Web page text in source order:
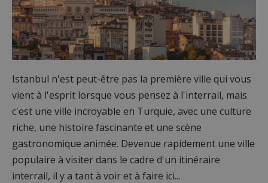
Istanbul n'est peut-être pas la première ville qui vous
vient à l'esprit lorsque vous pensez à l'interrail, mais
c'est une ville incroyable en Turquie, avec une culture
riche, une histoire fascinante et une scène
gastronomique animée. Devenue rapidement une ville
populaire à visiter dans le cadre d'un itinéraire
interrail, il y a tant à voir et à faire ici...